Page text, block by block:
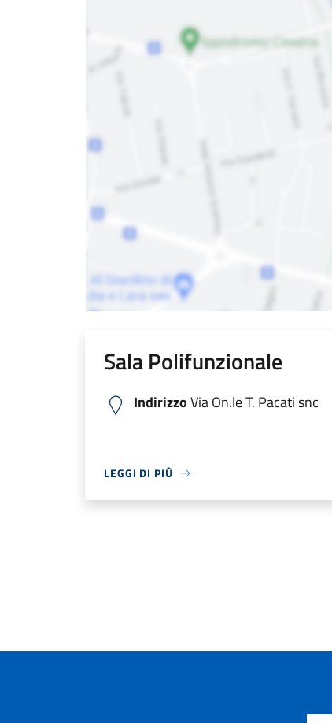
Sala Polifunzionale
IndirizzoVia On.le T. Pacati snc
LEGGI DI PIÙ